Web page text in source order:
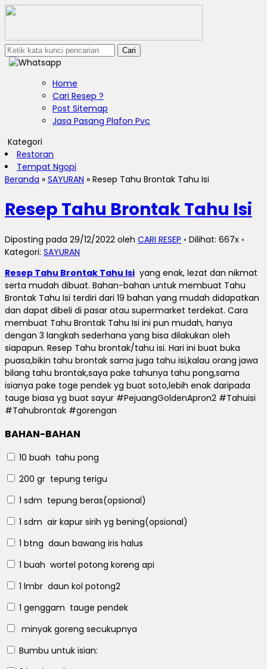
Cari
Home
Cari Resep ?
Post Sitemap
Jasa Pasang Plafon Pvc
Kategori
Restoran
Tempat Ngopi
Beranda » SAYURAN » Resep Tahu Brontak Tahu Isi
Resep Tahu Brontak Tahu Isi
Diposting pada 29/12/2022 oleh CARI RESEP ◦ Dilihat: 667x ◦
Kategori: SAYURAN
Resep Tahu Brontak Tahu Isi yang enak, lezat dan nikmat
serta mudah dibuat. Bahan-bahan untuk membuat Tahu
Brontak Tahu Isi terdiri dari 19 bahan yang mudah didapatkan
dan dapat dibeli di pasar atau supermarket terdekat. Cara
membuat Tahu Brontak Tahu Isi ini pun mudah, hanya
dengan 3 langkah sederhana yang bisa dilakukan oleh
siapapun. Resep Tahu brontak/tahu isi. Hari ini buat buka
puasa,bikin tahu brontak sama juga tahu isi,kalau orang jawa
bilang tahu brontak,saya pake tahunya tahu pong,sama
isianya pake toge pendek yg buat soto,lebih enak daripada
tauge biasa yg buat sayur #PejuangGoldenApron2 ​​#Tahuisi
#Tahubrontak #gorengan
BAHAN-BAHAN
10 buah tahu pong
200 gr tepung terigu
1 sdm tepung beras(opsional)
1 sdm air kapur sirih yg bening(opsional)
1 btng daun bawang iris halus
1 buah wortel potong koreng api
1 lmbr daun kol potong2
1 genggam tauge pendek
minyak goreng secukupnya
Bumbu untuk isian: